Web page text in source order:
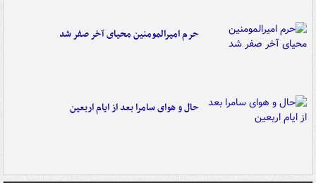
حرم امیرالمومنین محیای آخر صفر شد
حال و هوای سامرا بعد از ایام اربعین